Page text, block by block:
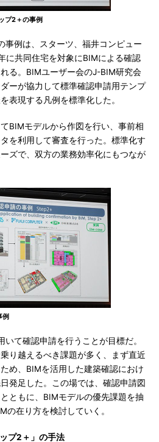
プ2＋の事例
例は、スターツ、福井コンピュー
に共同住宅を対象にBIMによる確認
る。BIMユーザー会のJ-BIM研究会
ーが協力して標準確認申請用テンプ
表現する凡例を標準化した。
BIMモデルから作図を行い、事前相
を利用して審査を行った。標準化す
ズで、双方の業務効率化にもつなが
例
て確認申請を行うことが目標だ。
り越えるべき課題が多く、まず直近
め、BIMを活用した建築確認におけ
発足した。この場では、確認申請図
ともに、BIMモデルの優先課題を抽
の在り方を検討していく。
プ2＋」の手法